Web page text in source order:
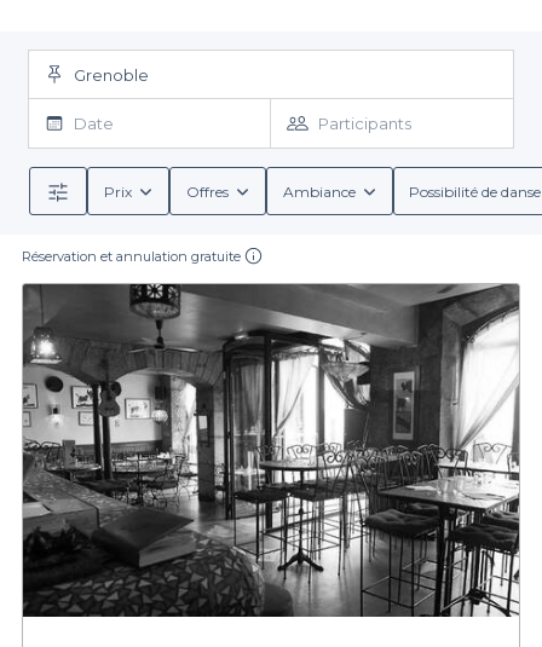
Grenoble
Date Participants
Prix Offres Ambiance Possibilité de
Réservation et annulation gratuite